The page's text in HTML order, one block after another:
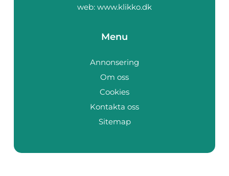
web: www.klikko.dk
Menu
Annonsering
Om oss
Cookies
Kontakta oss
Sitemap